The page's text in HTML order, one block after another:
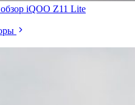
iQOO Z11 Lite